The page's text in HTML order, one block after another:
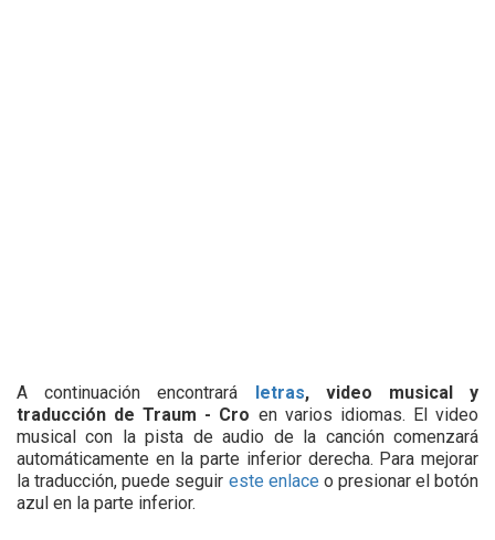
A continuación encontrará letras, video musical y
traducción de Traum - Cro en varios idiomas. El video
musical con la pista de audio de la canción comenzará
automáticamente en la parte inferior derecha. Para mejorar
la traducción, puede seguir este enlace o presionar el botón
azul en la parte inferior.